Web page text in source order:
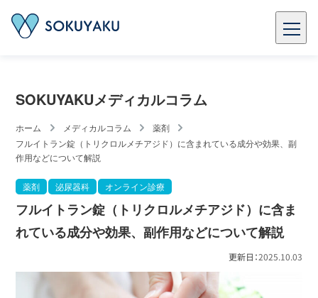
SOKUYAKUメディカルコラム
ホーム メディカルコラム
薬剤
フルイトラン錠（トリクロルメチアジド）に含まれている成分や効果、副
作用などについて解説
薬剤 泌尿器科 オンライン診療
フルイトラン錠（トリクロルメチアジド）に含ま
れている成分や効果、副作用などについて解説
更新日：2025.10.03